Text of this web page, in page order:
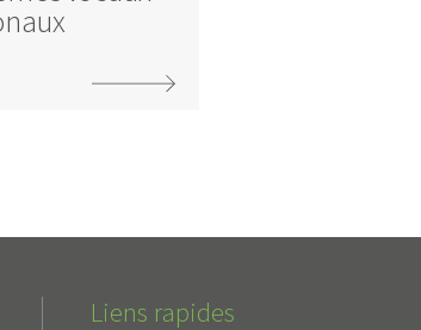
Liens rapides